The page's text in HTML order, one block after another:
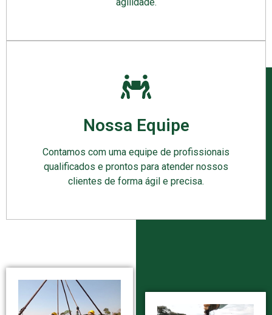
Nossa Equipe
Contamos com uma equipe de profissionais
qualificados e prontos para atender nossos
clientes de forma ágil e precisa.